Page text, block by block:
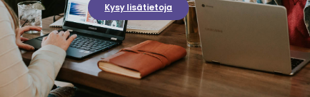
Kysy lisätietoja